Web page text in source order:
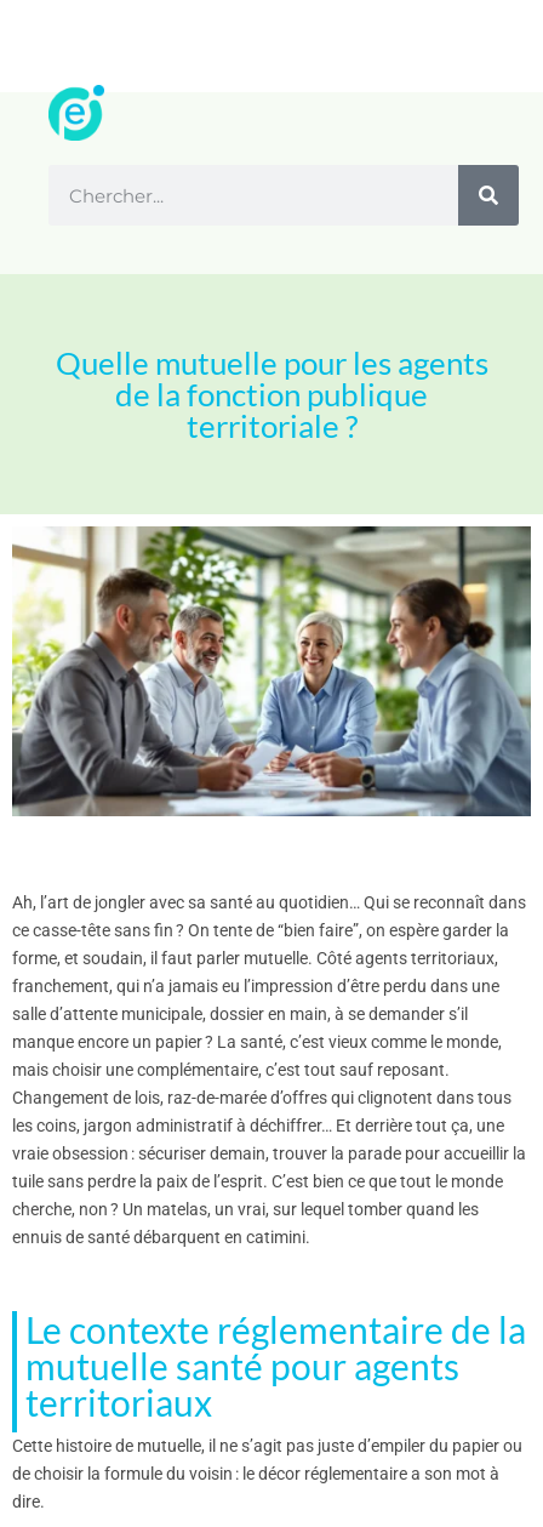
Quelle mutuelle pour les agents
de la fonction publique
territoriale ?
Ah, l’art de jongler avec sa santé au quotidien… Qui se reconnaît dans
ce casse-tête sans fin ? On tente de “bien faire”, on espère garder la
forme, et soudain, il faut parler mutuelle. Côté agents territoriaux,
franchement, qui n’a jamais eu l’impression d’être perdu dans une
salle d’attente municipale, dossier en main, à se demander s’il
manque encore un papier ? La santé, c’est vieux comme le monde,
mais choisir une complémentaire, c’est tout sauf reposant.
Changement de lois, raz-de-marée d’offres qui clignotent dans tous
les coins, jargon administratif à déchiffrer… Et derrière tout ça, une
vraie obsession : sécuriser demain, trouver la parade pour accueillir la
tuile sans perdre la paix de l’esprit. C’est bien ce que tout le monde
cherche, non ? Un matelas, un vrai, sur lequel tomber quand les
ennuis de santé débarquent en catimini.
Le contexte réglementaire de la
mutuelle santé pour agents
territoriaux
Cette histoire de mutuelle, il ne s’agit pas juste d’empiler du papier ou
de choisir la formule du voisin : le décor réglementaire a son mot à
dire.